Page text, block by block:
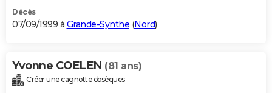
Décès
07/09/1999 à Grande-Synthe (Nord)
Yvonne COELEN (81 ans)
Créer une cagnotte obsèques